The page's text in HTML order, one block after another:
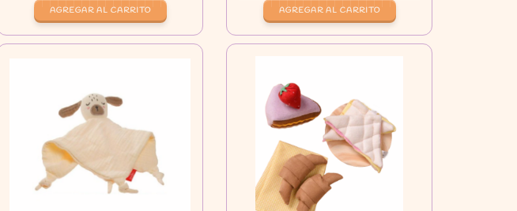
AGREGAR AL CARRITO